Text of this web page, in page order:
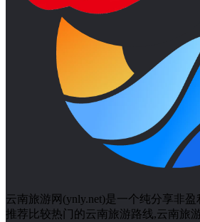
云南旅游网(ynly.net)是一个纯分享非
推荐比较热门的云南旅游路线,云南旅